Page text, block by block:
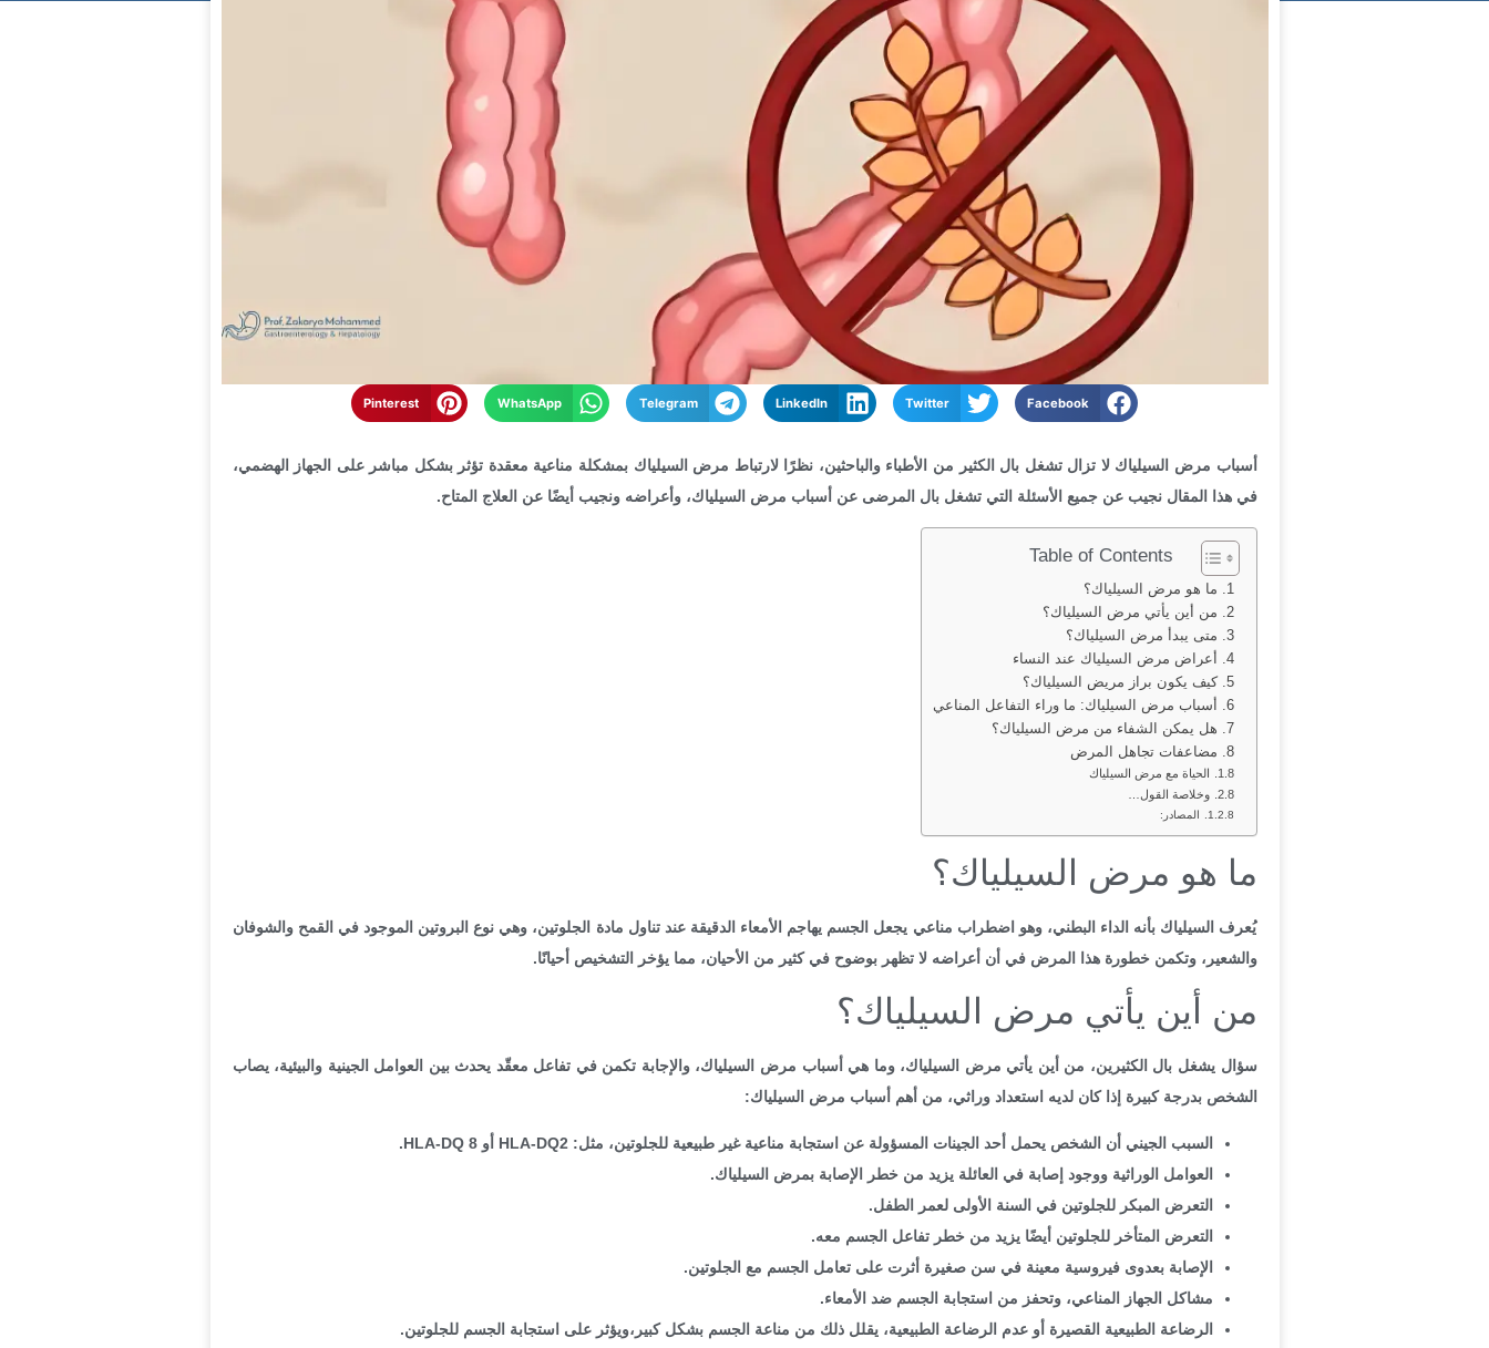
Facebook
Twitter
LinkedIn
Telegram
WhatsApp
Pinterest
أسباب مرض السيلياك لا تزال تشغل بال الكثير من الأطباء والباحثين، نظرًا لارتباط مرض السيلياك بمشكلة مناعية معقدة تؤثر بشكل مباشر على الجهاز الهضمي،
في هذا المقال نجيب عن جميع الأسئلة التي تشغل بال المرضى عن أسباب مرض السيلياك، وأعراضه ونجيب أيضًا عن العلاج المتاح.
Table of Contents
ما هو مرض السيلياك؟
من أين يأتي مرض السيلياك؟
متى يبدأ مرض السيلياك؟
أعراض مرض السيلياك عند النساء
كيف يكون براز مريض السيلياك؟
أسباب مرض السيلياك: ما وراء التفاعل المناعي
هل يمكن الشفاء من مرض السيلياك؟
مضاعفات تجاهل المرض
الحياة مع مرض السيلياك
وخلاصة القول…
المصادر:
ما هو مرض السيلياك؟
يُعرف السيلياك بأنه الداء البطني، وهو اضطراب مناعي يجعل الجسم يهاجم الأمعاء الدقيقة عند تناول مادة الجلوتين، وهي نوع البروتين الموجود في القمح والشوفان
والشعير، وتكمن خطورة هذا المرض في أن أعراضه لا تظهر بوضوح في كثير من الأحيان، مما يؤخر التشخيص أحيانًا.
من أين يأتي مرض السيلياك؟
سؤال يشغل بال الكثيرين، من أين يأتي مرض السيلياك، وما هي أسباب مرض السيلياك، والإجابة تكمن في تفاعل معقّد يحدث بين العوامل الجينية والبيئية، يصاب
الشخص بدرجة كبيرة إذا كان لديه استعداد وراثي، من أهم أسباب مرض السيلياك:
السبب الجيني أن الشخص يحمل أحد الجينات المسؤولة عن استجابة مناعية غير طبيعية للجلوتين، مثل: HLA-DQ2 أو HLA-DQ 8.
العوامل الوراثية ووجود إصابة في العائلة يزيد من خطر الإصابة بمرض السيلياك.
التعرض المبكر للجلوتين في السنة الأولى لعمر الطفل.
التعرض المتأخر للجلوتين أيضًا يزيد من خطر تفاعل الجسم معه.
الإصابة بعدوى فيروسية معينة في سن صغيرة أثرت على تعامل الجسم مع الجلوتين.
مشاكل الجهاز المناعي، وتحفز من استجابة الجسم ضد الأمعاء.
الرضاعة الطبيعية القصيرة أو عدم الرضاعة الطبيعية، يقلل ذلك من مناعة الجسم بشكل كبير،ويؤثر على استجابة الجسم للجلوتين.